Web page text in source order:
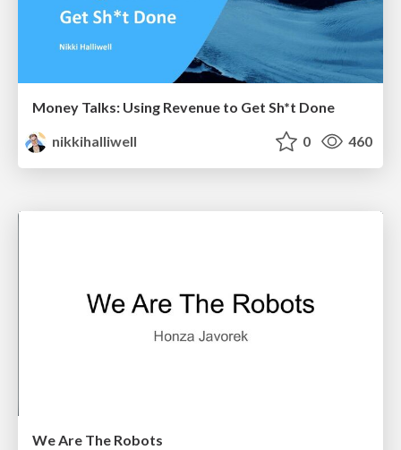
Money Talks: Using Revenue to Get Sh*t Done
nikkihalliwell
0 460
We Are The Robots